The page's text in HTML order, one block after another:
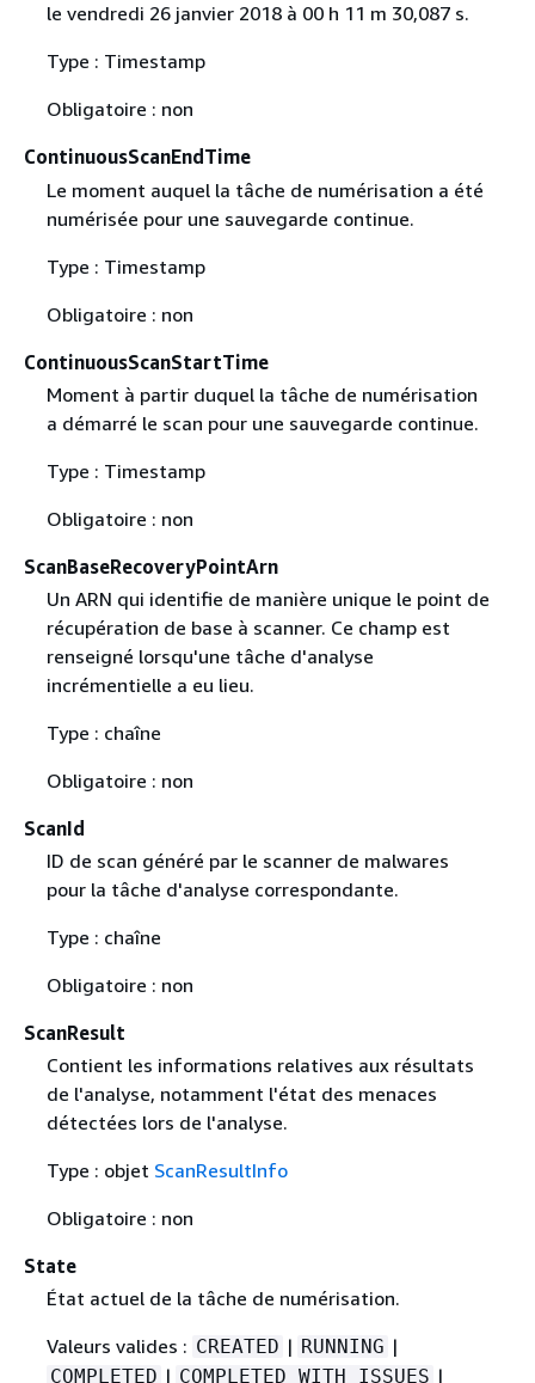
le vendredi 26 janvier 2018 à 00 h 11 m 30,087 s.
Type : Timestamp
Obligatoire : non
ContinuousScanEndTime
Le moment auquel la tâche de numérisation a été
numérisée pour une sauvegarde continue.
Type : Timestamp
Obligatoire : non
ContinuousScanStartTime
Moment à partir duquel la tâche de numérisation
a démarré le scan pour une sauvegarde continue.
Type : Timestamp
Obligatoire : non
ScanBaseRecoveryPointArn
Un ARN qui identifie de manière unique le point de
récupération de base à scanner. Ce champ est
renseigné lorsqu'une tâche d'analyse
incrémentielle a eu lieu.
Type : chaîne
Obligatoire : non
ScanId
ID de scan généré par le scanner de malwares
pour la tâche d'analyse correspondante.
Type : chaîne
Obligatoire : non
ScanResult
Contient les informations relatives aux résultats
de l'analyse, notamment l'état des menaces
détectées lors de l'analyse.
Type : objet ScanResultInfo
Obligatoire : non
State
État actuel de la tâche de numérisation.
Valeurs valides : CREATED | RUNNING |
COMPLETED | COMPLETED_WITH_ISSUES |